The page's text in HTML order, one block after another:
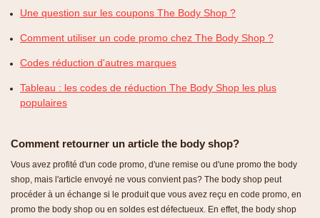
Une question sur les coupons The Body Shop ?
Comment utiliser un code promo chez The Body Shop ?
Codes réduction d'autres marques
Tableau : les codes de réduction The Body Shop les plus
populaires
Comment retourner un article the body shop?
Vous avez profité d'un code promo, d'une remise ou d'une promo the body
shop, mais l'article envoyé ne vous convient pas? The body shop peut
procéder à un échange si le produit que vous avez reçu en code promo, en
promo the body shop ou en soldes est défectueux. En effet, the body shop